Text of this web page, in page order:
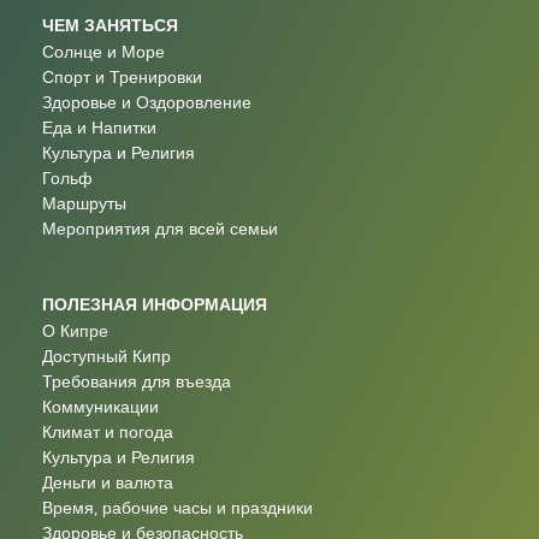
ЧЕМ ЗАНЯТЬСЯ
Солнце и Море
Спорт и Тренировки
Здоровье и Оздоровление
Еда и Напитки
Культура и Религия
Гольф
Маршруты
Мероприятия для всей семьи
ПОЛЕЗНАЯ ИНФОРМАЦИЯ
О Кипре
Доступный Кипр
Требования для въезда
Коммуникации
Климат и погода
Культура и Религия
Деньги и валюта
Время, рабочие часы и праздники
Здоровье и безопасность